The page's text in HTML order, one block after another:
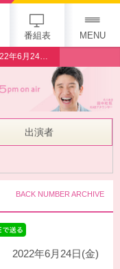
番組表 MENU
ょうくま！】「日本料理 梅鉢」×「レストラン ピュアリィ」リニューアルオープン！
出演者
BACK NUMBER ARCHIVE
2022年6月24日(金)